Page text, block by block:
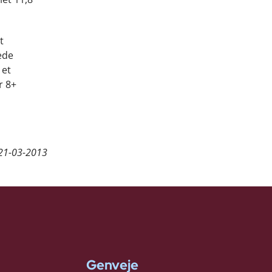
8+
03-2013
Genveje